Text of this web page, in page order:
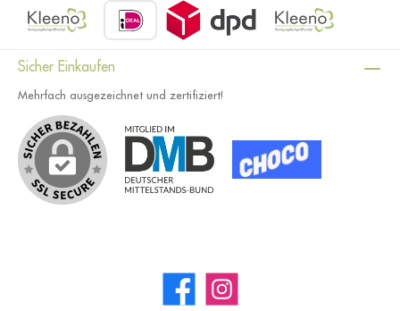
Sicher Einkaufen
Mehrfach ausgezeichnet und zertifiziert!